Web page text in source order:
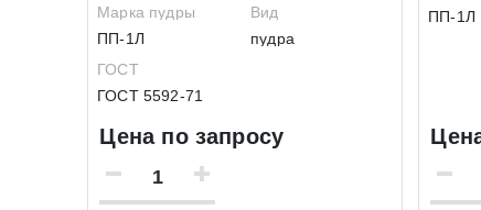
Марка пудры
ПП-1Л
Вид
пудра
ГОСТ
ГОСТ 5592-71
Цена по запросу
ПП-1Л